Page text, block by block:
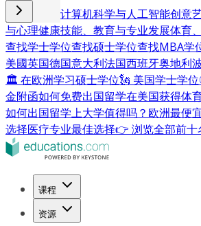
商业与管理 计算机科学与人工智能创意
与心理健康技能、教育与专业发展体育
查找学士学位查找硕士学位查找MBA学
美國英国德国意大利法国西班牙奥地利
🏛 在欧洲学习硕士学位🗽 美国学士学位
金附函如何免费出国留学在美国获得体
如何出国留学上大学值得吗？ 欧洲最便
选择医疗专业最佳选择👉 浏览全部前十
课程
资源